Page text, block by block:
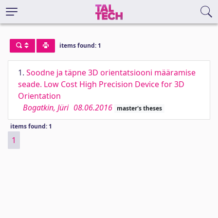
items found: 1
1. Soodne ja täpne 3D orientatsiooni määramise
seade. Low Cost High Precision Device for 3D
Orientation
Bogatkin, Jüri 08.06.2016 master's theses
items found: 1
1